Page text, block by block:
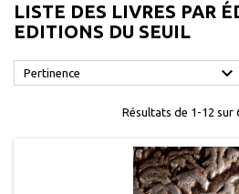
LISTE DES LIVRES PAR
EDITIONS DU SEUIL
Pertinence 
Résultats de 1-12 sur